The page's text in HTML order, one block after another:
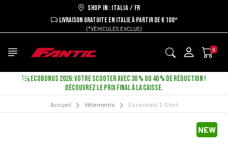
Shop in: ITALIA / FR
LIVRAISON GRATUITE EN ITALIE À PARTIR DE € 100*
(*VÉHICULES EXCLUS)
0
ECOBONUS 2026: VOTRE SCOOTER AVEC 30 % OU 40 % DE RÉDUCTION !
DÉCOUVREZ LE PRIX FINAL À LA CAISSE.
Accueil Vêtements Essentials T-Shirt
NEW